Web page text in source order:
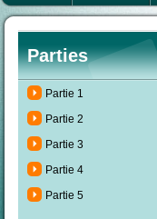
Parties
Partie 1
Partie 2
Partie 3
Partie 4
Partie 5